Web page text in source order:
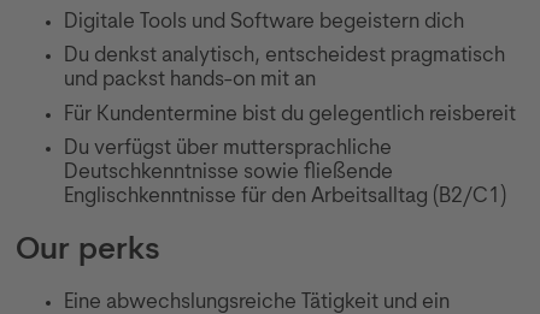
Digitale Tools und Software begeistern dich
Du denkst analytisch, entscheidest pragmatisch
und packst hands-on mit an
Für Kundentermine bist du gelegentlich reisbereit
Du verfügst über muttersprachliche
Deutschkenntnisse sowie fließende
Englischkenntnisse für den Arbeitsalltag (B2/C1)
Our perks
Eine abwechslungsreiche Tätigkeit und ein